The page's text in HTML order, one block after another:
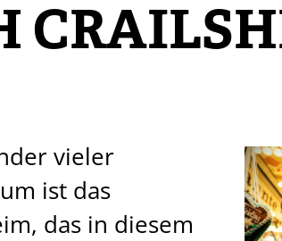
vieler
ist das
das in diesem